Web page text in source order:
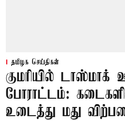
தமிழக செய்திகள்
குமரியில் டாஸ்மாக்
போராட்டம்:
உடைத்து மது